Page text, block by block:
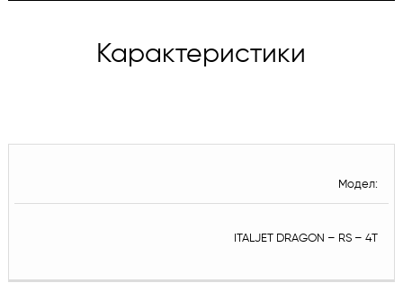
Карактеристики
Модел:
ITALJET DRAGON – RS – 4T